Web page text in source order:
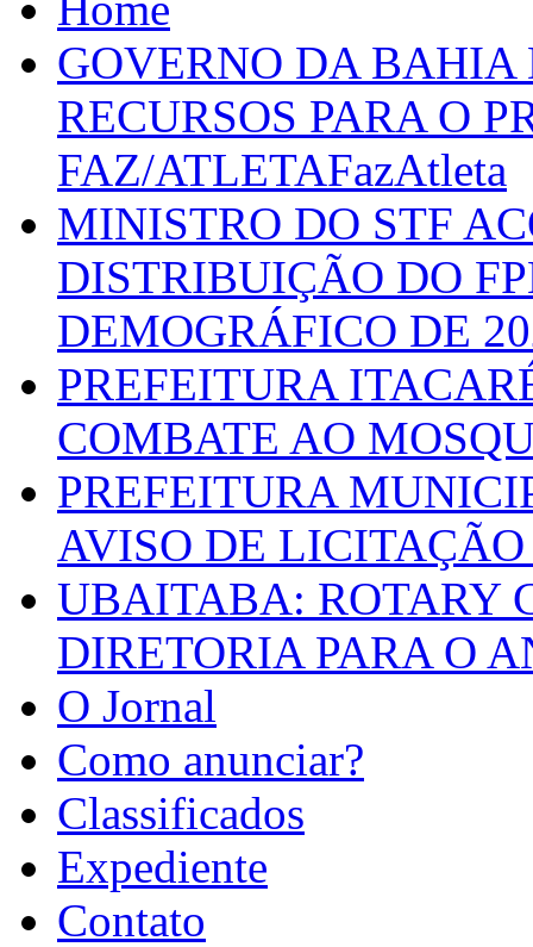
GOVERNO DA
RECURSOS PARA O
FAZ/ATLETAFazAtleta
MINISTRO DO STF
DISTRIBUIÇÃO DO
DEMOGRÁFICO DE
PREFEITURA
COMBATE AO
PREFEITURA
AVISO DE LICITAÇÃO
UBAITABA: ROTARY
DIRETORIA PARA O
O Jornal
Como anunciar?
Classificados
Expediente
Contato